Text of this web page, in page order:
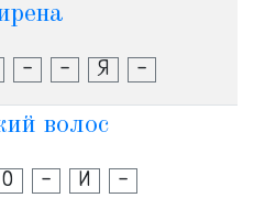
- - Я -
волос
О - И -